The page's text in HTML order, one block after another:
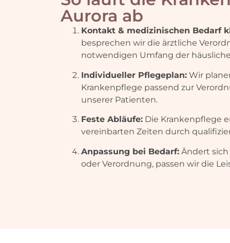
Aurora ab
Kontakt & medizinischen Bedarf
besprechen wir die ärztliche
notwendigen Umfang der
Individueller Pflegeplan:Wir
Krankenpflege passend zur
unserer Patienten.
Feste Abläufe:Die Krankenpflege
vereinbarten Zeiten durch
Anpassung bei Bedarf:Ändert sich
oder Verordnung, passen wir die